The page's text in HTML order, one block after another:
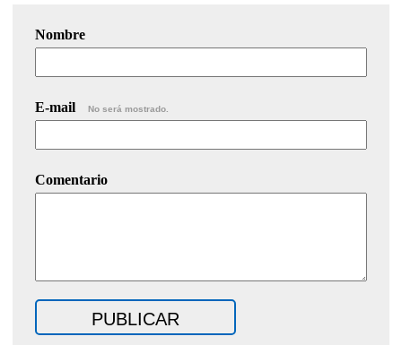
Nombre
E-mail No será mostrado.
Comentario